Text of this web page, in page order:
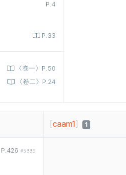
P.4
P.33
〈卷一〉P.50
〈卷二〉P.24
[caam1] 1
P.426 #5886